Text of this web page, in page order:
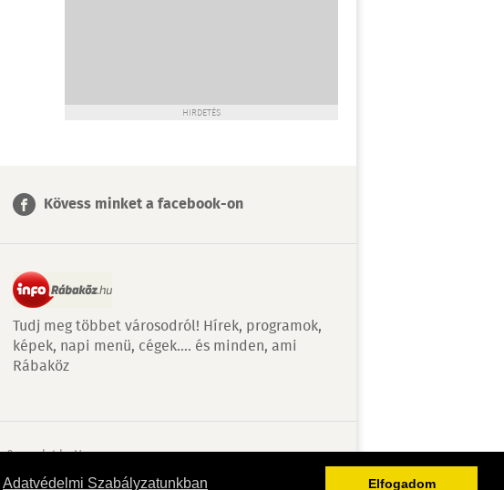
Adatvédelmi Szabályzatunkban Elfogadom
HIRDETÉS
Kövess minket a facebook-on
Tudj meg többet városodról! Hírek, programok,
képek, napi menü, cégek…. és minden, ami
Rábaköz
& arculat byVoov